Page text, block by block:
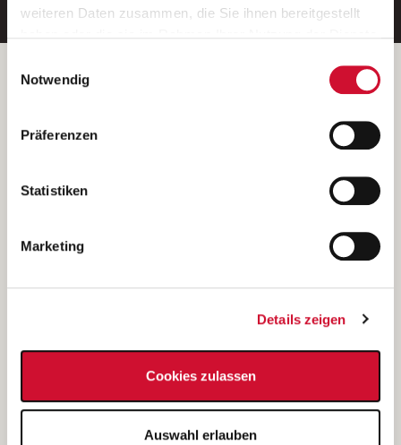
weiteren Daten zusammen, die Sie ihnen bereitgestellt
Wenn Sie auf „Cookies zulassen“ klicken, so stimmen
Sie der Speicherung sämtlicher Cookies zu. Sie können
Ihre Einwilligung selbstverständlich jederzeit widerrufen,
indem Sie die Cookie-Einstellungen aufrufen und diese
unsererDatenschutzerklärung
Notwendig
Präferenzen
Statistiken
Marketing
Details zeigen
Cookies zulassen
Auswahl erlauben
Betreiber der Webseite
Kantstraße 45a
(Ein Tochterunternehmen des AWO Bezirksverbandes Unterfranken
e.V.)
Bewerbung als Altenpflegehelfer*in
Bewerbung als Erzieher*in